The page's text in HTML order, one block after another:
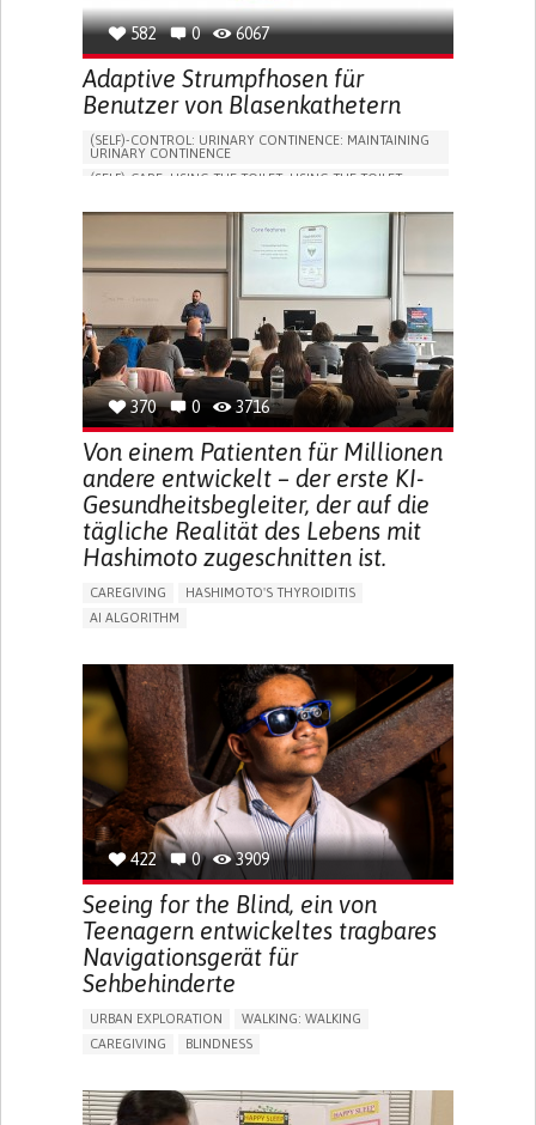
582 0 6067
Adaptive Strumpfhosen für
Benutzer von Blasenkathetern
(SELF)-CONTROL: URINARY CONTINENCE: MAINTAINING
URINARY CONTINENCE
(SELF)-CARE: USING THE TOILET: USING THE TOILET
VESICAL FISTULA
BODY-WORN SOLUTIONS (CLOTHING, ACCESSORIES,
URGENCY TO URINATE
URINARY INCONTINENCE
URINE LEAKAGE WITH COUGHING OR SNEEZING (STRESS
INCONTINENCE)
PROMOTING SELF-MANAGEMENT
GYNECOLOGY AND OBSTETRICS
UROLOGY
PORTUGAL
370 0 3716
Von einem Patienten für Millionen
andere entwickelt – der erste KI-
Gesundheitsbegleiter, der auf die
tägliche Realität des Lebens mit
Hashimoto zugeschnitten ist.
CAREGIVING
HASHIMOTO'S THYROIDITIS
AI ALGORITHM
ENHANCING HEALTH LITERACY
MANAGE MEDICATION
RAISE AWARENESS
CAREGIVING SUPPORT
ENDOCRINOLOGY
MONTENEGRO
422 0 3909
Seeing for the Blind, ein von
Teenagern entwickeltes tragbares
Navigationsgerät für
Sehbehinderte
URBAN EXPLORATION
WALKING: WALKING
CAREGIVING
BLINDNESS
ASSISTIVE DAILY LIFE DEVICE (TO HELP ADL)